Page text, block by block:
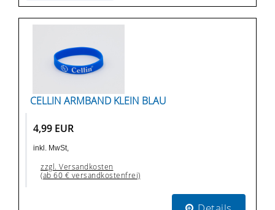
CELLIN ARMBAND KLEIN BLAU
4,99 EUR
inkl. MwSt,
zzgl. Versandkosten
(ab 60 € versandkostenfrei)